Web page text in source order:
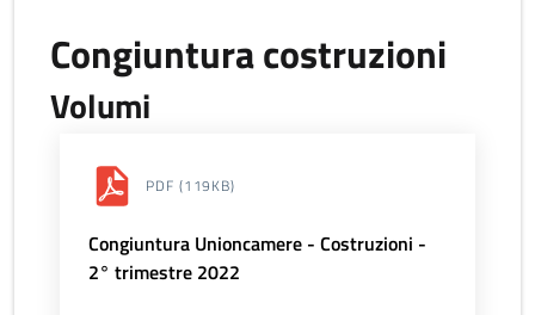
Congiuntura costruzioni
Volumi
PDF (119KB)
Congiuntura Unioncamere - Costruzioni -
2° trimestre 2022